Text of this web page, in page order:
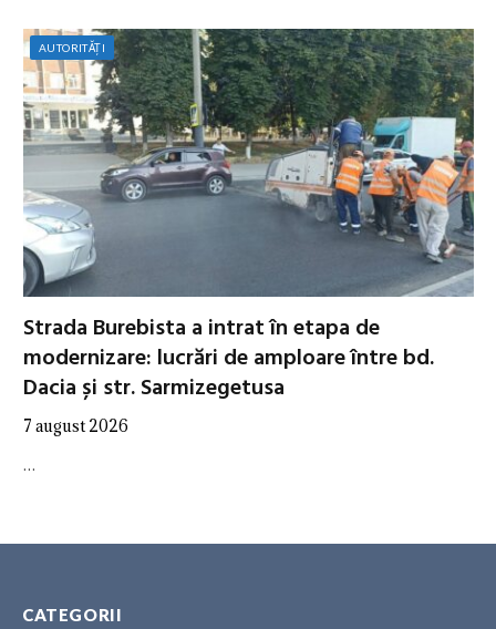
AUTORITĂȚI
Strada Burebista a intrat în etapa de
modernizare: lucrări de amploare între bd.
Dacia și str. Sarmizegetusa
7 august 2026
…
CATEGORII